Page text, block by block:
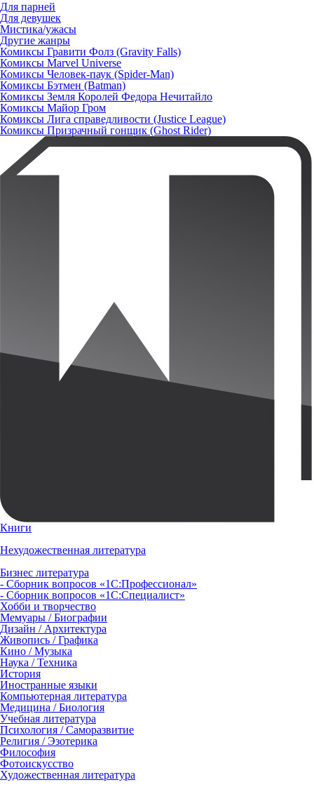
Для парней
Для девушек
Мистика/ужасы
Другие жанры
Комиксы Гравити Фолз (Gravity Falls)
Комиксы Marvel Universe
Комиксы Человек-паук (Spider-Man)
Комиксы Бэтмен (Batman)
Комиксы Земля Королей Федора Нечитайло
Комиксы Майор Гром
Комиксы Лига справедливости (Justice League)
Комиксы Призрачный гонщик (Ghost Rider)
Книги
Нехудожественная литература
Бизнес литература
- Сборник вопросов «1С:Профессионал»
- Сборник вопросов «1С:Специалист»
Хобби и творчество
Мемуары / Биографии
Дизайн / Архитектура
Живопись / Графика
Кино / Музыка
Наука / Техника
История
Иностранные языки
Компьютерная литература
Медицина / Биология
Учебная литература
Психология / Саморазвитие
Религия / Эзотерика
Философия
Фотоискусство
Художественная литература